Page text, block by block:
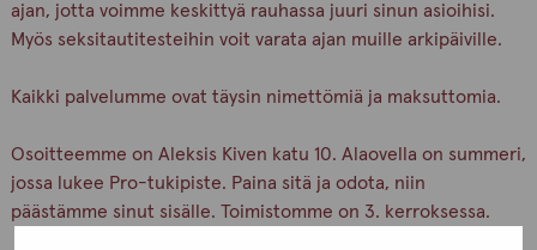
ajan, jotta voimme keskittyä rauhassa juuri sinun asioihisi.
Myös seksitautitesteihin voit varata ajan muille arkipäiville.
Kaikki palvelumme ovat täysin nimettömiä ja maksuttomia.
Osoitteemme on Aleksis Kiven katu 10. Alaovella on summeri,
jossa lukee Pro-tukipiste. Paina sitä ja odota, niin
päästämme sinut sisälle. Toimistomme on 3. kerroksessa.